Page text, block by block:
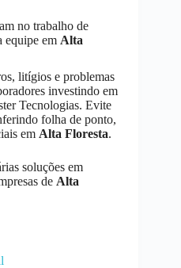
no trabalho de
equipe em Alta
litígios e problemas
investindo em
Tecnologias. Evite
folha de ponto,
em Alta Floresta.
soluções em
de Alta